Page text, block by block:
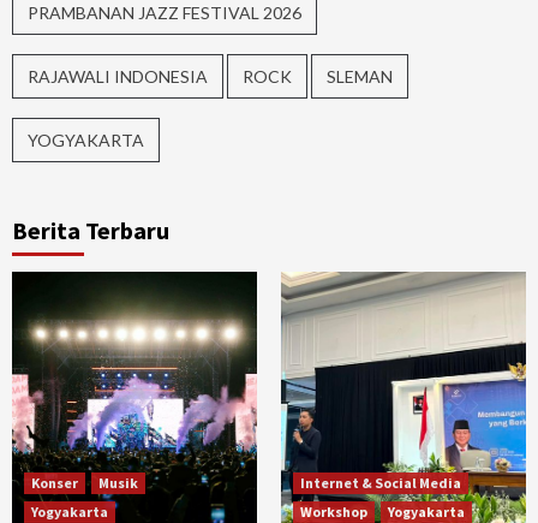
PRAMBANAN JAZZ FESTIVAL 2026
RAJAWALI INDONESIA ROCK SLEMAN
YOGYAKARTA
Berita Terbaru
Konser
Musik
Yogyakarta
Internet & Social Media
Workshop
Yogyakarta